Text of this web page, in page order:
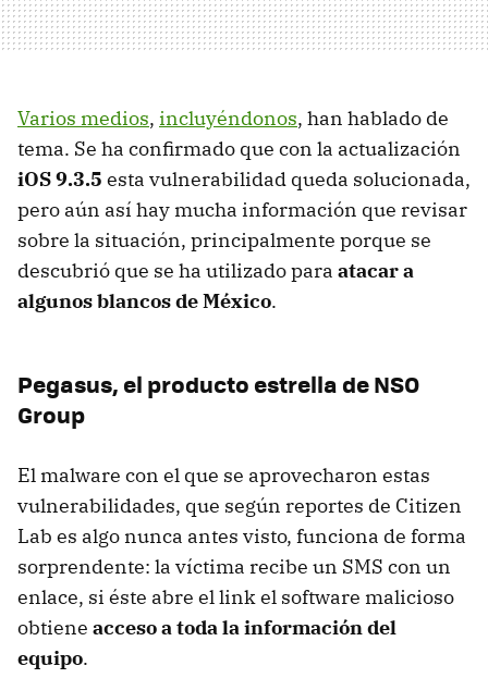
Varios medios, incluyéndonos, han hablado de
tema. Se ha confirmado que con la actualización
iOS 9.3.5 esta vulnerabilidad queda solucionada,
pero aún así hay mucha información que revisar
sobre la situación, principalmente porque se
descubrió que se ha utilizado para atacar a
algunos blancos de México.
Pegasus, el producto estrella de NSO
Group
El malware con el que se aprovecharon estas
vulnerabilidades, que según reportes de Citizen
Lab es algo nunca antes visto, funciona de forma
sorprendente: la víctima recibe un SMS con un
enlace, si éste abre el link el software malicioso
obtiene acceso a toda la información del
equipo.